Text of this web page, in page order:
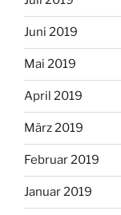
Juni 2019
Mai 2019
April 2019
März 2019
Februar 2019
Januar 2019